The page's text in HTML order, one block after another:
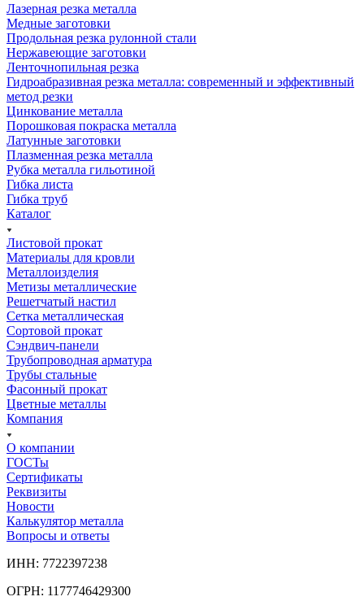
Лазерная резка металла
Медные заготовки
Продольная резка рулонной стали
Нержавеющие заготовки
Ленточнопильная резка
Гидроабразивная резка металла: современный и эффективный
метод резки
Цинкование металла
Порошковая покраска металла
Латунные заготовки
Плазменная резка металла
Рубка металла гильотиной
Гибка листа
Гибка труб
Каталог
Листовой прокат
Материалы для кровли
Металлоизделия
Метизы металлические
Решетчатый настил
Сетка металлическая
Сортовой прокат
Сэндвич-панели
Трубопроводная арматура
Трубы стальные
Фасонный прокат
Цветные металлы
Компания
О компании
ГОСТы
Сертификаты
Реквизиты
Новости
Калькулятор металла
Вопросы и ответы
ИНН: 7722397238
ОГРН: 1177746429300